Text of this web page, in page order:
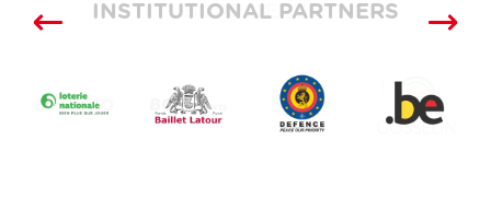
SUPPLIERS
INSTITUTIONAL PARTNERS